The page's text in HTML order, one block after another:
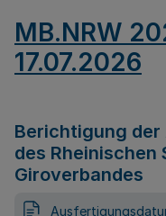
MB.NRW
17.07.2026
Berichtigung der
des Rheinischen
Giroverbandes